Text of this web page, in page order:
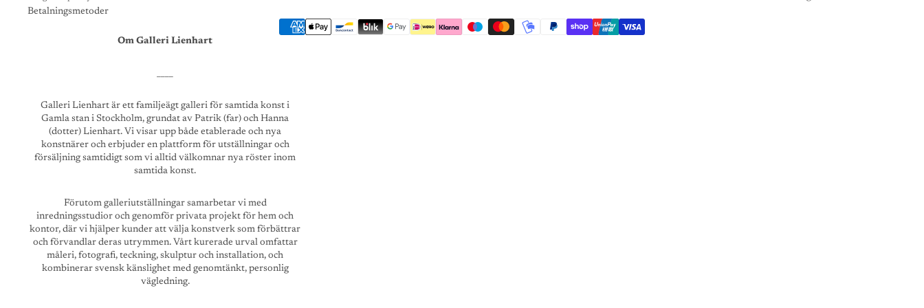
Betalningsmetoder
Om Galleri Lienhart
Galleri Lienhart är ett familjeägt galleri för samtida konst i
Gamla stan i Stockholm, grundat av Patrik (far) och Hanna
(dotter) Lienhart. Vi visar upp både etablerade och nya
konstnärer och erbjuder en plattform för utställningar och
försäljning samtidigt som vi alltid välkomnar nya röster inom
samtida konst.
Förutom galleriutställningar samarbetar vi med
inredningsstudior och genomför privata projekt för hem och
kontor, där vi hjälper kunder att välja konstverk som förbättrar
och förvandlar deras utrymmen. Vårt kurerade urval omfattar
måleri, fotografi, teckning, skulptur och installation, och
kombinerar svensk känslighet med genomtänkt, personlig
vägledning.